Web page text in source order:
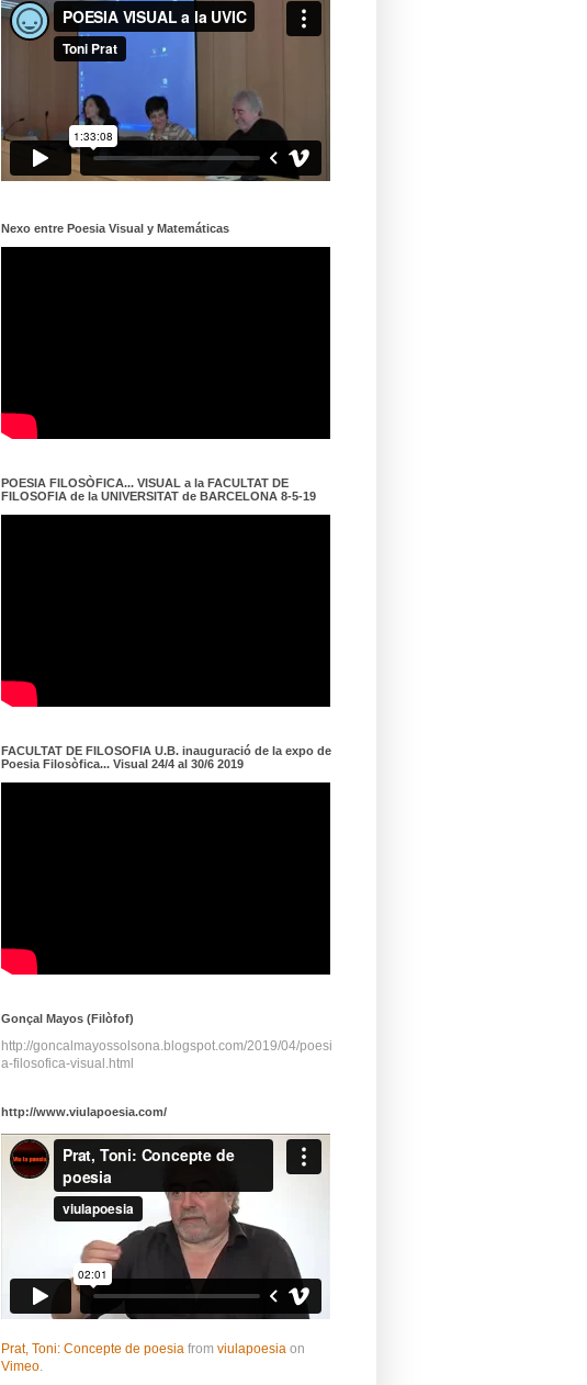
Nexo entre Poesia Visual y Matemáticas
POESIA FILOSÒFICA... VISUAL a la FACULTAT DE
FILOSOFIA de la UNIVERSITAT de BARCELONA 8-5-19
FACULTAT DE FILOSOFIA U.B. inauguració de la expo de
Poesia Filosòfica... Visual 24/4 al 30/6 2019
Gonçal Mayos (Filòfof)
http://goncalmayossolsona.blogspot.com/2019/04/poesi
a-filosofica-visual.html
http://www.viulapoesia.com/
Prat, Toni: Concepte de poesia from viulapoesia on
Vimeo.